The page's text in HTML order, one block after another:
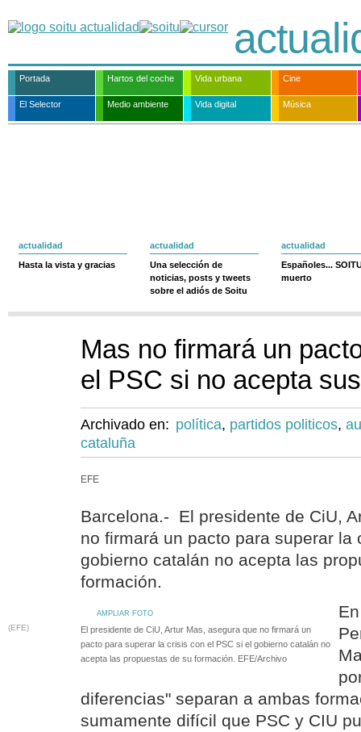
Portada Hartos del coche Vida urbana Cine
El Selector Medio ambiente Vida digital Música
actualidad
Hasta la vista y gracias
actualidad
Una selección de
noticias, posts y tweets
sobre el adiós de Soitu
actualidad
Españoles...
muerto
Mas no firmará un
el PSC si no acepta
Archivado en: política, partidos politicos,
cataluña
EFE
Barcelona.- El presidente de CiU,
no firmará un pacto para superar la
gobierno catalán no acepta las
formación.
AMPLIAR FOTO
(EFE)
El presidente de CiU, Artur Mas, asegura que no firmará un
pacto para superar la crisis con el PSC si el gobierno catalán no
acepta las propuestas de su formación. EFE/Archivo
diferencias" separan a ambas
sumamente difícil que PSC y CIU